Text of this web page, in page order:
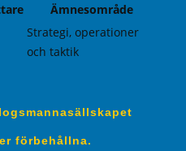
Ämnesområde
Strategi, operationer
och taktik
förbehållna.